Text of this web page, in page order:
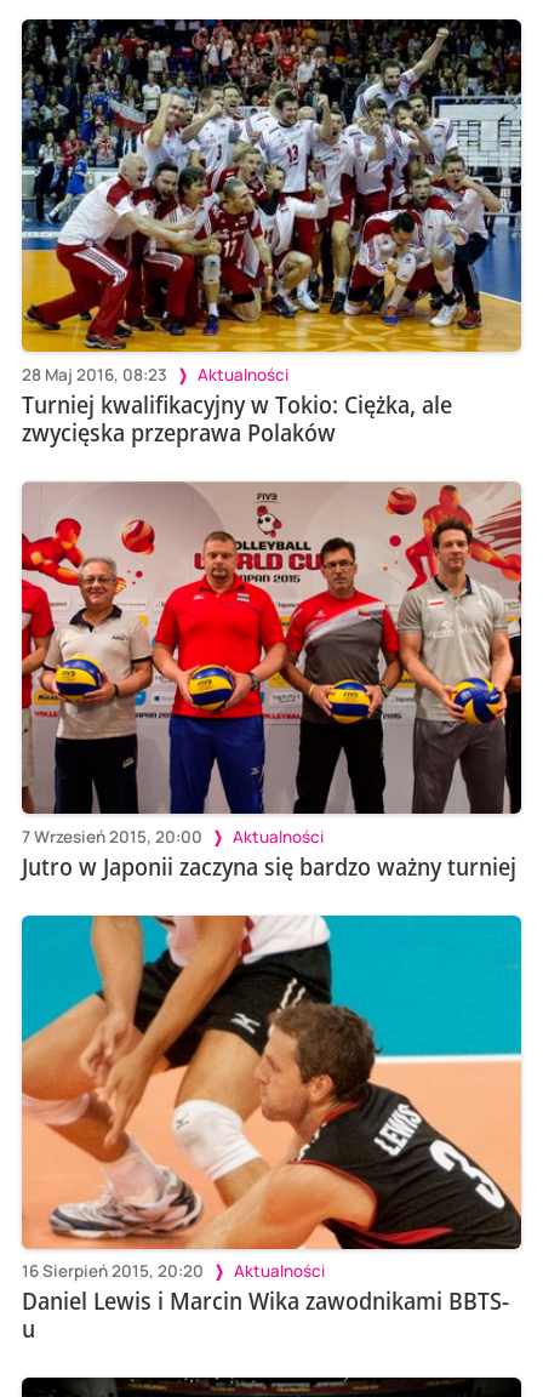
28 Maj 2016, 08:23 Aktualności
Turniej kwalifikacyjny w Tokio: Ciężka, ale
zwycięska przeprawa Polaków
7 Wrzesień 2015, 20:00 Aktualności
Jutro w Japonii zaczyna się bardzo ważny turniej
16 Sierpień 2015, 20:20 Aktualności
Daniel Lewis i Marcin Wika zawodnikami BBTS-
u